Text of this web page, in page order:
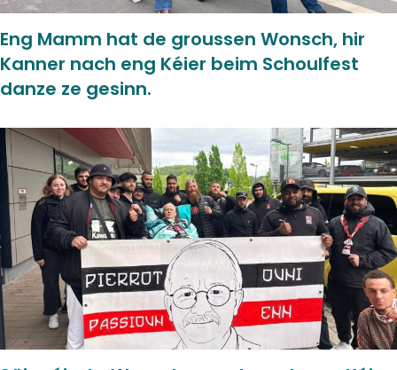
Eng Mamm hat de groussen Wonsch, hir
Kanner nach eng Kéier beim Schoulfest
danze ze gesinn.